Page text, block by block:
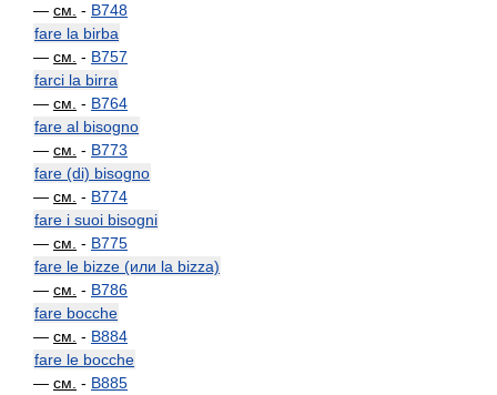
— см. - B748
fare la birba
— см. - B757
farci la birra
— см. - B764
fare al bisogno
— см. - B773
fare (di) bisogno
— см. - B774
fare i suoi bisogni
— см. - B775
fare le bizze (или la bizza)
— см. - B786
fare bocche
— см. - B884
fare le bocche
— см. - B885